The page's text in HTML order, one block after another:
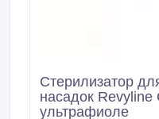
Стерилизатор
насадок Revyline
ультрафиоле